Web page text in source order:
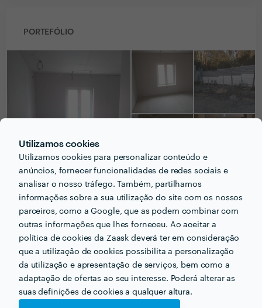
Utilizamos cookies
Utilizamos cookies para personalizar conteúdo e
anúncios, fornecer funcionalidades de redes sociais e
analisar o nosso tráfego. Também, partilhamos
informações sobre a sua utilização do site com os nossos
parceiros, como a Google, que as podem combinar com
outras informações que lhes forneceu. Ao aceitar a
política de cookies da Zaask deverá ter em consideração
que a utilização de cookies possibilita a personalização
da utilização e apresentação de serviços, bem como a
adaptação de ofertas ao seu interesse. Poderá alterar as
suas definições de cookies a qualquer altura.
PORTEFÓLIO
Receba várias propostas de profissionais como
Joaquim Lucasem poucas horas.
Outros serviços proporcionados por Joaquim Lucas